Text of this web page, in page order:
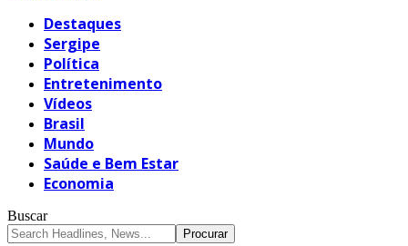
Destaques
Sergipe
Política
Entretenimento
Vídeos
Brasil
Mundo
Saúde e Bem Estar
Economia
Buscar